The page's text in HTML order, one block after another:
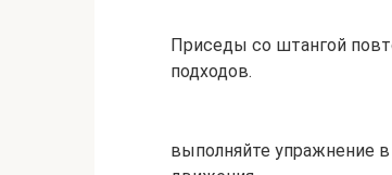
Приседы со штангой
подходов.
выполняйте упражнение